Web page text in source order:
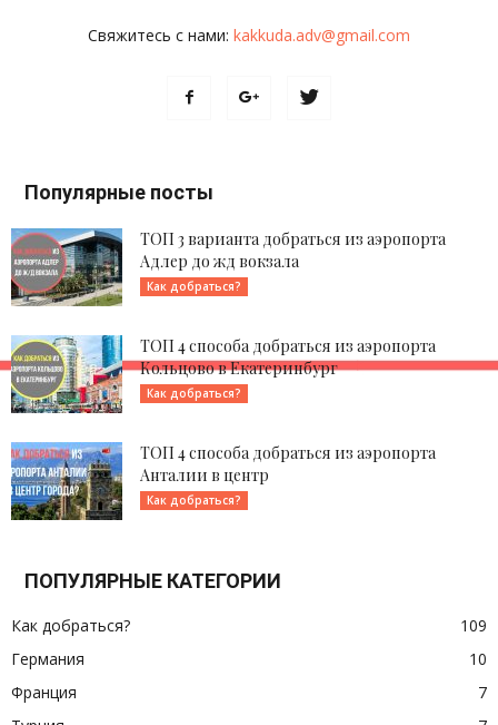
Свяжитесь с нами: kakkuda.adv@gmail.com
Популярные посты
ТОП 3 варианта добраться из аэропорта
Адлер до жд вокзала
Как добраться?
ТОП 4 способа добраться из аэропорта
Кольцово в Екатеринбург
Как добраться?
ТОП 4 способа добраться из аэропорта
Анталии в центр
Как добраться?
ПОПУЛЯРНЫЕ КАТЕГОРИИ
Как добраться?
109
Германия
10
Франция
7